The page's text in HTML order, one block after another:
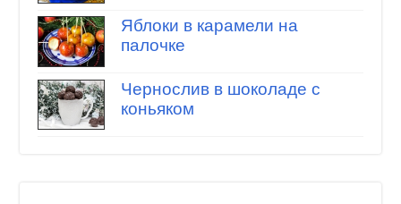
Яблоки в карамели на
палочке
Чернослив в шоколаде с
коньяком